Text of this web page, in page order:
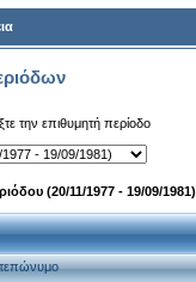
την επιθυμητή περίοδο
(20/11/1977 - 19/09/1981)